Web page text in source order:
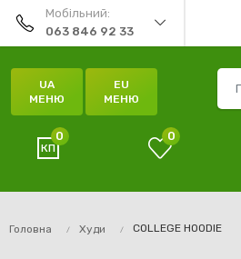
Мобільний:
063 846 92 33
UA
МЕНЮ
EU
МЕНЮ
0 0
Головна Худи COLLEGE HOODIE